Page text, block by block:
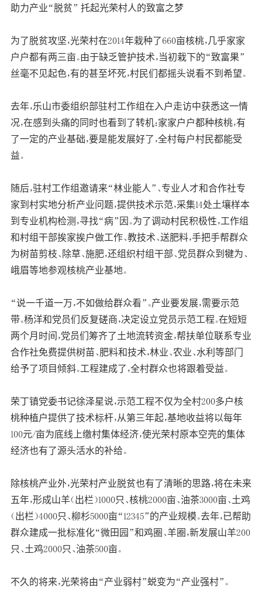
助力产业“脱贫” 托起光荣村人的致富之梦
为了脱贫攻坚，光荣村在2014年栽种了660亩核桃，几乎家家
户户都有两三亩。由于缺乏管护技术，当初栽下的“致富果”
丝毫不见起色，有的甚至坏死，村民们都摇头说看不到希望。
去年，乐山市委组织部驻村工作组在入户走访中获悉这一情
况，在感到头痛的同时也看到了转机：家家户户都种核桃，有
了一定的产业基础，要是能发展好了，全村每户村民都能受
益。
随后，驻村工作组邀请来“林业能人”、专业人才和合作社专
家到村实地分析产业问题，提供技术示范，采集14处土壤样本
到专业机构检测，寻找“病”因。为了调动村民积极性，工作组
和村组干部挨家挨户做工作、教技术、送肥料，手把手帮群众
为树苗剪枝、除草、施肥，还组织村组干部、党员群众到犍为、
峨眉等地参观核桃产业基地。
“说一千道一万，不如做给群众看”。产业要发展，需要示范
带。杨洋和党员们反复磋商，决定设立党员示范工程。在短短
两个月时间，党员们筹齐了土地流转资金，帮扶单位联系专业
合作社免费提供树苗、肥料和技术，林业、农业、水利等部门
给予了项目倾斜。工程建成了，全村群众也将跟着受益。
荣丁镇党委书记徐泽星说，示范工程不仅为全村200多户核
桃种植户提供了技术标杆，从第三年起，基地收益将以每年
100元/亩为底线上缴村集体经济，使光荣村原本空壳的集体
经济也有了源头活水的补给。
除核桃产业外，光荣村产业脱贫也有了清晰的思路，将在未来
五年，形成山羊（出栏）1000只、核桃2000亩、油茶3000亩、土鸡
（出栏）4000只、柳杉5000亩“12345”的产业规模。去年，已帮助
群众建成一批标准化“微田园”和鸡圈、羊圈，新发展山羊200
只、土鸡2000只、油茶500亩。
不久的将来，光荣将由“产业弱村”蜕变为“产业强村”。